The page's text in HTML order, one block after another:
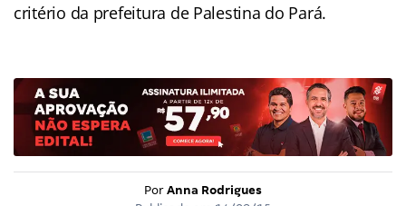
critério da prefeitura de Palestina do Pará.
Por Anna Rodrigues